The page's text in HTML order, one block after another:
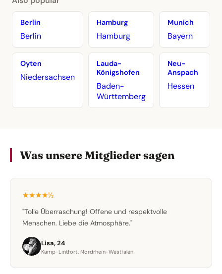
Berlin
Berlin
Hamburg
Hamburg
Munich
Bayern
Oyten
Niedersachsen
Lauda-
Königshofen
Baden-
Württemberg
Neu-
Anspach
Hessen
Was unsere Mitglieder sagen
★★★★½
"Tolle Überraschung! Offene und respektvolle
Menschen. Liebe die Atmosphäre."
Lisa, 24
Kamp-Lintfort, Nordrhein-Westfalen